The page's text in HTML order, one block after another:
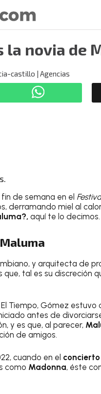
la novia de
castillo | Agencias
de semana en el
derramando miel al
aquí te lo decimos.
y arquitecta de
tal es su discreción
Tiempo, Gómez estuvo
antes de
y es que, al parecer,
de amigos.
cuando en el
como Madonna, éste